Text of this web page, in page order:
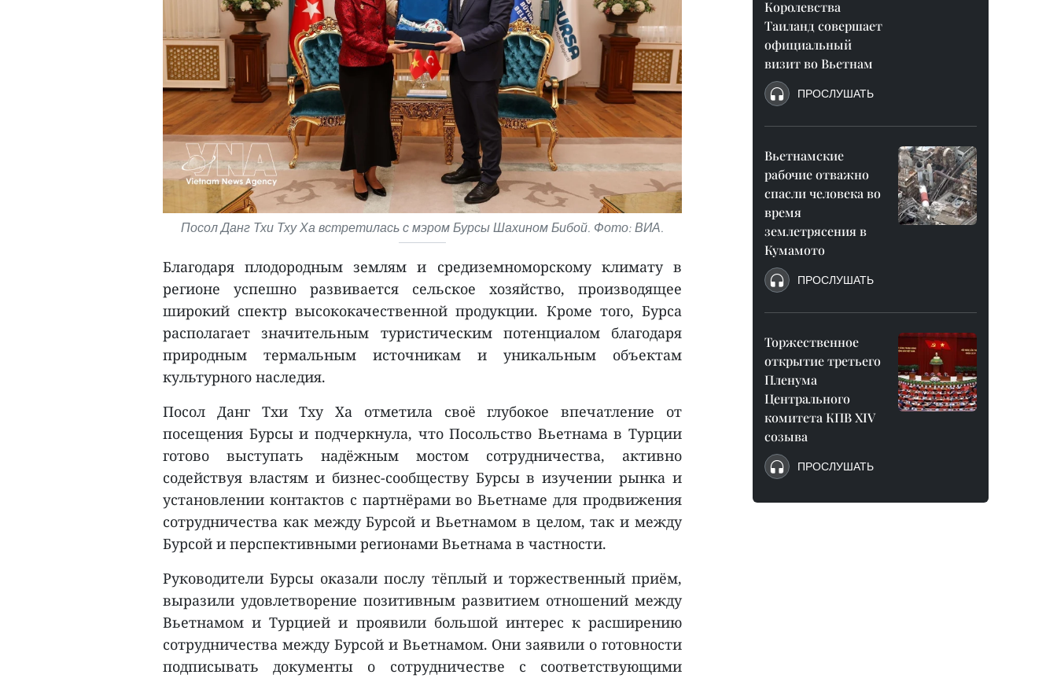
Посол Данг Тхи Тху Ха встретилась с мэром Бурсы Шахином Бибой. Фото: ВИА.
Благодаря плодородным землям и средиземноморскому климату в
регионе успешно развивается сельское хозяйство, производящее
широкий спектр высококачественной продукции. Кроме того, Бурса
располагает значительным туристическим потенциалом благодаря
природным термальным источникам и уникальным объектам
культурного наследия.
Посол Данг Тхи Тху Ха отметила своё глубокое впечатление от
посещения Бурсы и подчеркнула, что Посольство Вьетнама в Турции
готово выступать надёжным мостом сотрудничества, активно
содействуя властям и бизнес-сообществу Бурсы в изучении рынка и
установлении контактов с партнёрами во Вьетнаме для продвижения
сотрудничества как между Бурсой и Вьетнамом в целом, так и между
Бурсой и перспективными регионами Вьетнама в частности.
Руководители Бурсы оказали послу тёплый и торжественный приём,
выразили удовлетворение позитивным развитием отношений между
Вьетнамом и Турцией и проявили большой интерес к расширению
сотрудничества между Бурсой и Вьетнамом. Они заявили о готовности
подписывать документы о сотрудничестве с соответствующими
Королевства
Таиланд совершает
официальный
визит во Вьетнам
ПРОСЛУШАТЬ
Вьетнамские
рабочие отважно
спасли человека во
время
землетрясения в
Кумамото
ПРОСЛУШАТЬ
Торжественное
открытие третьего
Пленума
Центрального
комитета КПВ XIV
созыва
ПРОСЛУШАТЬ